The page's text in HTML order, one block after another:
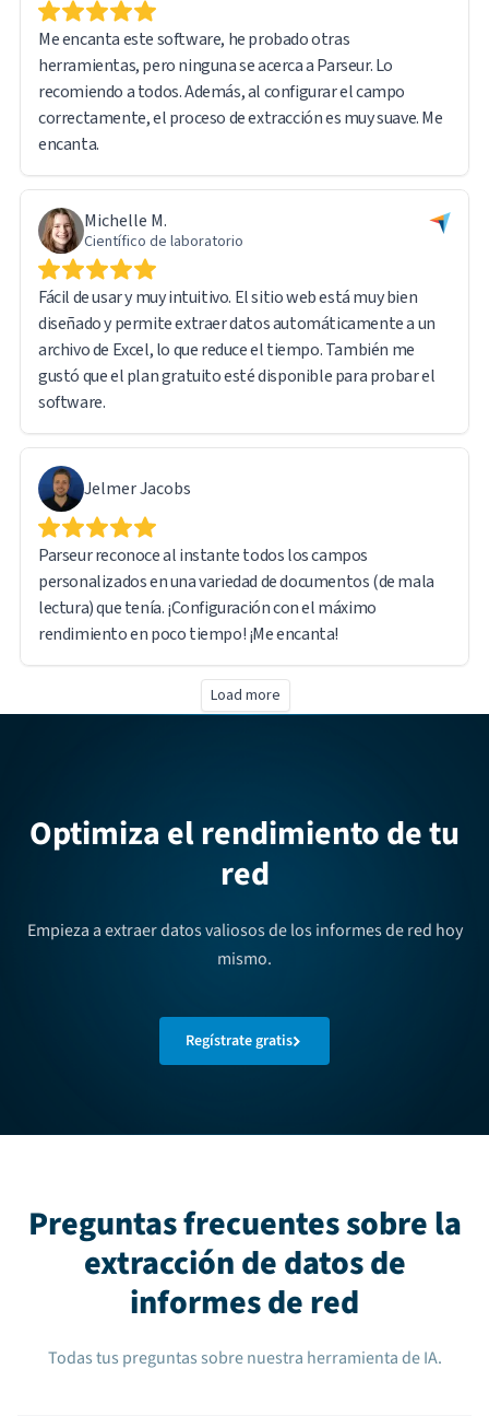
Me encanta este software, he probado otras
herramientas, pero ninguna se acerca a Parseur. Lo
recomiendo a todos. Además, al configurar el campo
correctamente, el proceso de extracción es muy suave. Me
encanta.
Michelle M.
Científico de laboratorio
Fácil de usar y muy intuitivo. El sitio web está muy bien
diseñado y permite extraer datos automáticamente a un
archivo de Excel, lo que reduce el tiempo. También me
gustó que el plan gratuito esté disponible para probar el
software.
Jelmer Jacobs
Parseur reconoce al instante todos los campos
personalizados en una variedad de documentos (de mala
lectura) que tenía. ¡Configuración con el máximo
rendimiento en poco tiempo! ¡Me encanta!
Load more
Optimiza el rendimiento de tu
red
Empieza a extraer datos valiosos de los informes de red hoy
mismo.
Regístrate gratis
Preguntas frecuentes sobre la
extracción de datos de
informes de red
Todas tus preguntas sobre nuestra herramienta de IA.